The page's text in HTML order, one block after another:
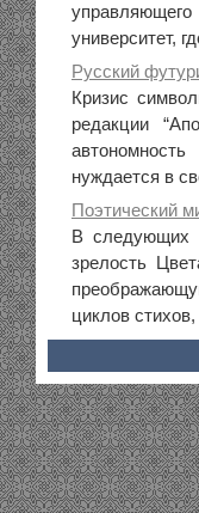
университет,
Русский
Кризис
редакции
нуждается в
Поэтический
В следующих
зрелость
циклов